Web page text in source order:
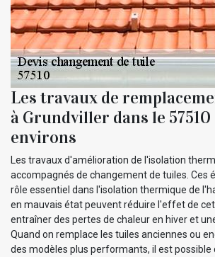
Les travaux de
à Grundviller dans le 57510
environs
Les travaux d'amélioration de l'isolation
accompagnés de changement de tuiles. Ces
rôle essentiel dans l'isolation thermique de
en mauvais état peuvent réduire l'effet de
entraîner des pertes de chaleur en hiver et
Quand on remplace les tuiles anciennes ou
des modèles plus performants, il est possible